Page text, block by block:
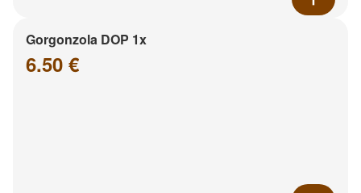
Gorgonzola DOP 1x
6.50 €